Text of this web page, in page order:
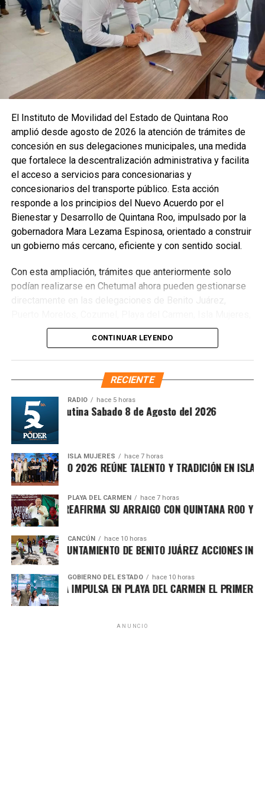
temperaturas seguirán siendo protagonistas en la región,
reforzando la importancia de medidas de autocuidado para
evitar golpes de calor.
Fuente: 5to Poder Agencia de Noticias
Recibe las noticias al instante
Únete al canal oficial de WhatsApp de
Quinto Podery recibe las noticias más
importantes de Quintana Roo directamente
en tu teléfono.
Unirme al canal de WhatsApp
El Instituto de Movilidad del Estado de Quintana Roo
amplió desde agosto de 2026 la atención de trámites de
concesión en sus delegaciones municipales, una medida
que fortalece la descentralización administrativa y facilita
el acceso a servicios para concesionarias y
concesionarios del transporte público. Esta acción
responde a los principios del Nuevo Acuerdo por el
Bienestar y Desarrollo de Quintana Roo, impulsado por la
gobernadora Mara Lezama Espinosa, orientado a construir
un gobierno más cercano, eficiente y con sentido social.
Con esta ampliación, trámites que anteriormente solo
podían realizarse en Chetumal ahora pueden gestionarse
directamente en las delegaciones de Benito Juárez,
Tulum y Felipe Carrillo Puerto, así como en las
subdelegaciones de Lázaro Cárdenas y José María
jurisdicción de cada oficina. Entre los procedimientos
disponibles se encuentranCesión de derechos
de derechos por defunción,
derechos
Modificación de concesión yDesignación
de beneficiarios
CONTINUAR LEYENDO
RECIENTE
RADIO hace 5 horas
Síntesis Matutina Sabado 8 de Agosto del 2026
ISLA MUJERES hace 7 horas
ISLEÑO 2026 REÚNE TALENTO Y TRADICIÓN EN ISLA
PLAYA DEL CARMEN hace 7 horas
MARÍN REAFIRMA SU ARRAIGO CON QUINTANA ROO Y
CANCÚN hace 10 horas
AYUNTAMIENTO DE BENITO JUÁREZ ACCIONES
GOBIERNO DEL ESTADO hace 10 horas
LEZAMA IMPULSA EN PLAYA DEL CARMEN EL PRIMER
ANUNCIO